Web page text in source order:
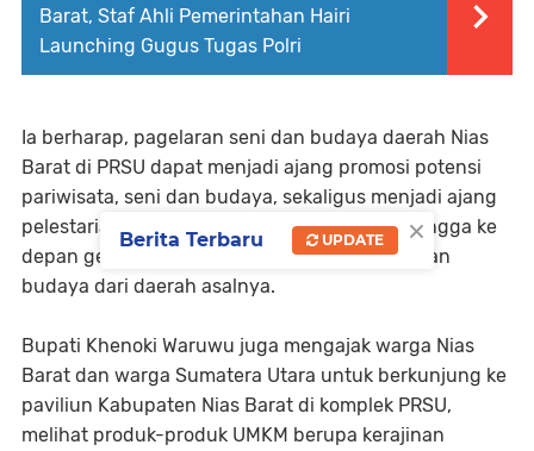
Barat, Staf Ahli Pemerintahan Hairi
Launching Gugus Tugas Polri
Ia berharap, pagelaran seni dan budaya daerah Nias
Barat di PRSU dapat menjadi ajang promosi potensi
pariwisata, seni dan budaya, sekaligus menjadi ajang
pelestarian seni budaya khas Nias Barat, sehingga ke
depan generasi muda tidak melupakan seni dan
budaya dari daerah asalnya.
Bupati Khenoki Waruwu juga mengajak warga Nias
Barat dan warga Sumatera Utara untuk berkunjung ke
paviliun Kabupaten Nias Barat di komplek PRSU,
melihat produk-produk UMKM berupa kerajinan
×
Berita Terbaru UPDATE